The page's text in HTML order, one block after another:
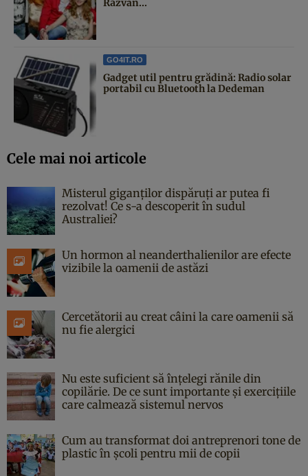
Răzvan...
GO4IT.RO
Gadget util pentru grădină: Radio solar
portabil cu Bluetooth la Dedeman
Cele mai noi articole
Misterul giganților dispăruți ar putea fi
rezolvat! Ce s-a descoperit în sudul
Australiei?
Un hormon al neanderthalienilor are efecte
vizibile la oamenii de astăzi
Cercetătorii au creat câini la care oamenii să
nu fie alergici
Nu este suficient să înțelegi rănile din
copilărie. De ce sunt importante și exercițiile
care calmează sistemul nervos
Cum au transformat doi antreprenori tone de
plastic în școli pentru mii de copii